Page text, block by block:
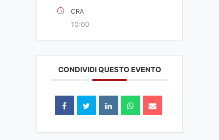
ORA
10:00
CONDIVIDI QUESTO EVENTO